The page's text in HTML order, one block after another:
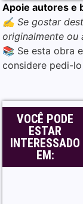
Apoie autores e
✍️ Se gostar
originalmente ou
📚 Se esta obra
considere pedi-
VOCÊ PODE
ESTAR
INTERESSADO
EM: